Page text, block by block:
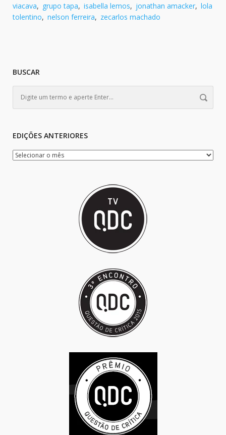
viacava, grupo tapa, isabella lemos, jonathan amacker, lola
tolentino, nelson ferreira, zecarlos machado
BUSCAR
EDIÇÕES ANTERIORES